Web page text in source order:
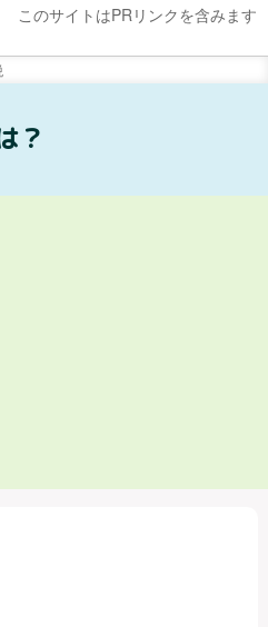
このサイトはPRリンクを含みます
？